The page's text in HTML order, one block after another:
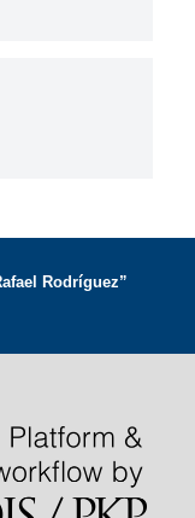
Rodríguez”